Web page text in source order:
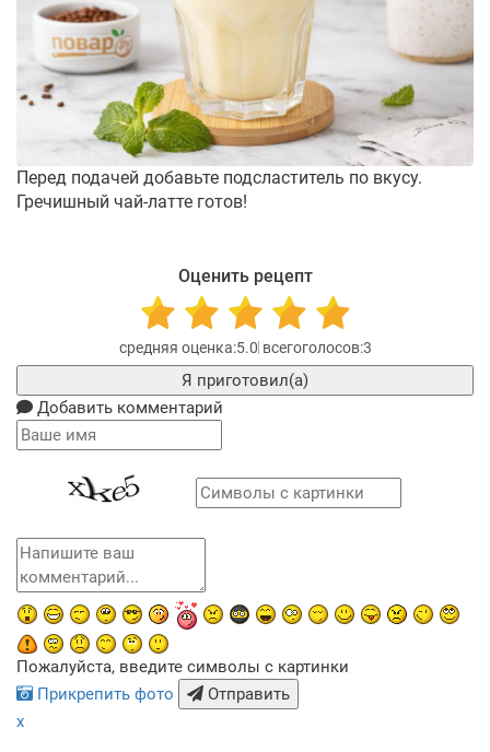
Перед подачей добавьте подсластитель по вкусу.
Гречишный чай-латте готов!
Оценить рецепт
5.0 3
Я приготовил(а)
Добавить комментарий
Пожалуйста, введите символы с картинки
Прикрепить фото
Отправить
x